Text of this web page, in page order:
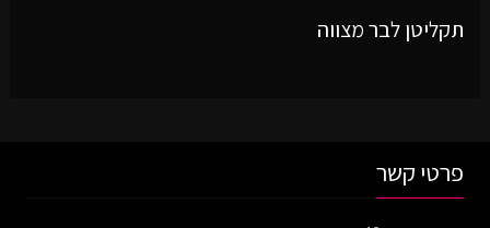
תקליטן לבר מצווה
פרטי קשר